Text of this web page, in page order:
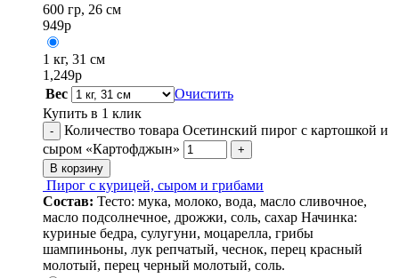
600 гр, 26 см
949р
1 кг, 31 см
1,249р
Вес
Очистить
Купить в 1 клик
-
Количество товара Осетинский пирог с картошкой и
сыром «Картофджын»
+
В корзину
Пирог с курицей, сыром и грибами
Состав: Тесто: мука, молоко, вода, масло сливочное,
масло подсолнечное, дрожжи, соль, сахар Начинка:
куриные бедра, сулугуни, моцарелла, грибы
шампиньоны, лук репчатый, чеснок, перец красный
молотый, перец черный молотый, соль.